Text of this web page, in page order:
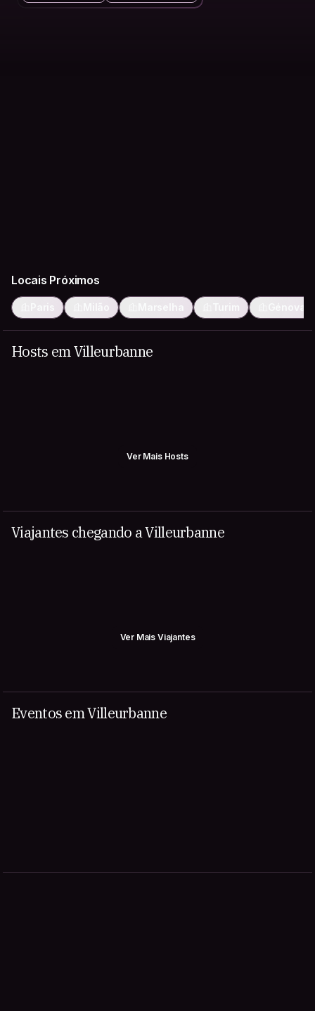
Locais Próximos
Paris Milão Marselha Turim Génova
Hosts em Villeurbanne
Ver Mais Hosts
Viajantes chegando a Villeurbanne
Ver Mais Viajantes
Eventos em Villeurbanne